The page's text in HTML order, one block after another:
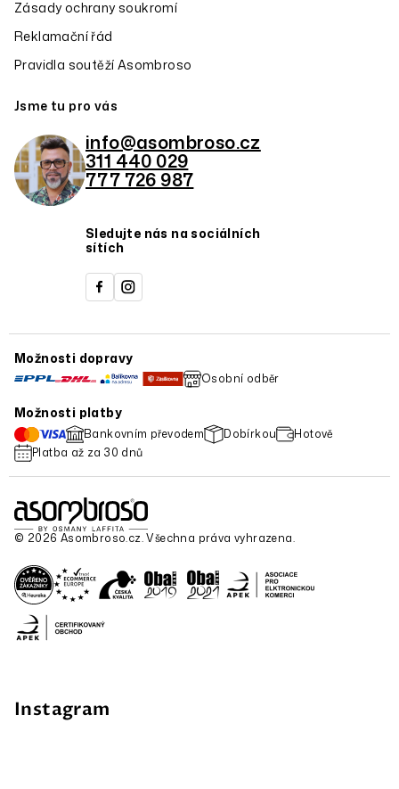
Zásady ochrany soukromí
Reklamační řád
Pravidla soutěží Asombroso
Jsme tu pro vás
info@asombroso.cz
311 440 029
777 726 987
Sledujte nás na sociálních
sítích
Možnosti dopravy
Osobní odběr
Možnosti platby
Bankovním převodem Dobírkou
Hotově
Platba až za 30 dnů
© 2026 Asombroso.cz. Všechna práva vyhrazena.
Instagram